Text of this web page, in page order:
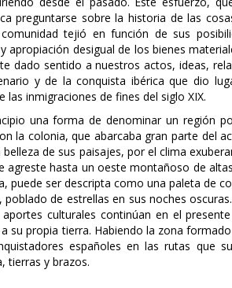
preguntarse sobre la historia de las
tejió en función de sus
apropiación desigual de los bienes
dado sentido a nuestros actos, ideas,
y de la conquista ibérica que dio
las inmigraciones de fines del siglo XIX.
una forma de denominar un región
la colonia, que abarcaba gran parte del
belleza de sus paisajes, por el clima
agreste hasta un oeste montañoso de
puede ser descripta como una paleta de
poblado de estrellas en sus noches
culturales continúan en el
su propia tierra. Habiendo la zona
españoles en las rutas que
tierras y brazos.